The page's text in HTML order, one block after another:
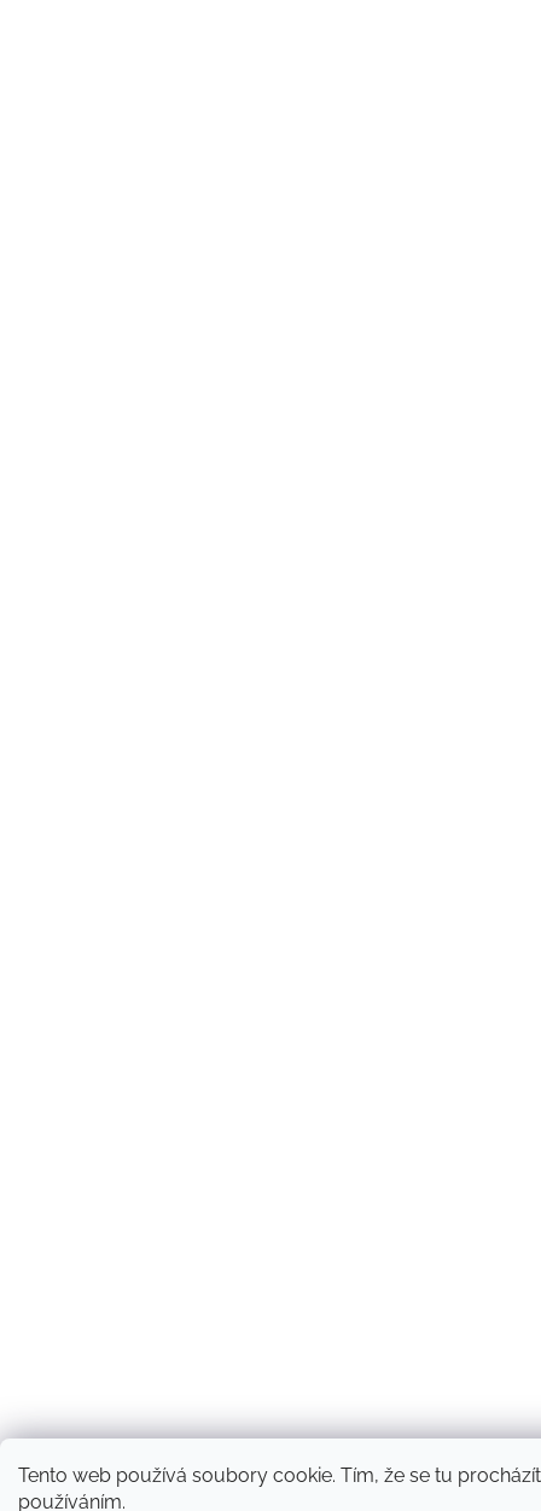
Tento web používá soubory cookie. Tím, že se tu
používáním.